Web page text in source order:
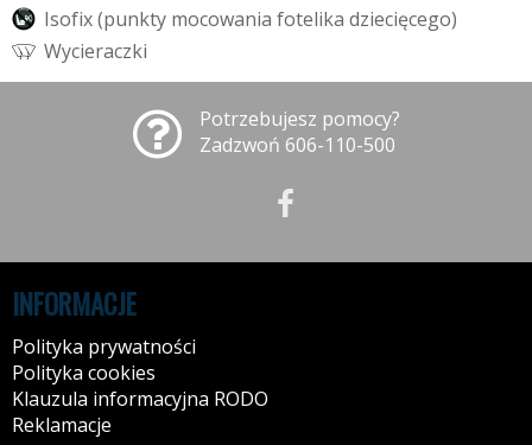
Isofix(punkty mocowania fotelika dziecięcego)
Wycieraczki
Potrzebujesz pomocy?
Zadzwoń 606-110-500
INFORMACJE
Polityka prywatności
Polityka cookies
Klauzula informacyjna RODO
Reklamacje